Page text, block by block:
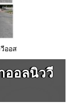
ออส
ออลนิววี